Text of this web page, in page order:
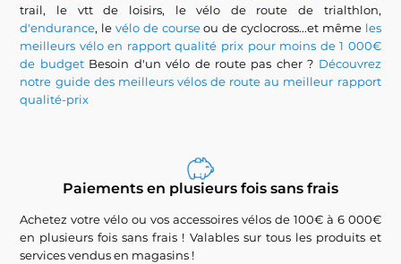
trail, le vtt de loisirs, le vélo de route de trialthlon,
d'endurance, levélo de courseou de cyclocross...et même les
meilleurs vélo en rapport qualité prix pour moins de 1 000€
de budgetBesoin d'un vélo de route pas cher ? Découvrez
notre guide des meilleurs vélos de route au meilleur rapport
qualité-prix
Paiements en plusieurs fois sans frais
Achetez votre vélo ou vos accessoires vélos de 100€ à 6 000€
en plusieurs fois sans frais ! Valables sur tous les produits et
services vendus en magasins !